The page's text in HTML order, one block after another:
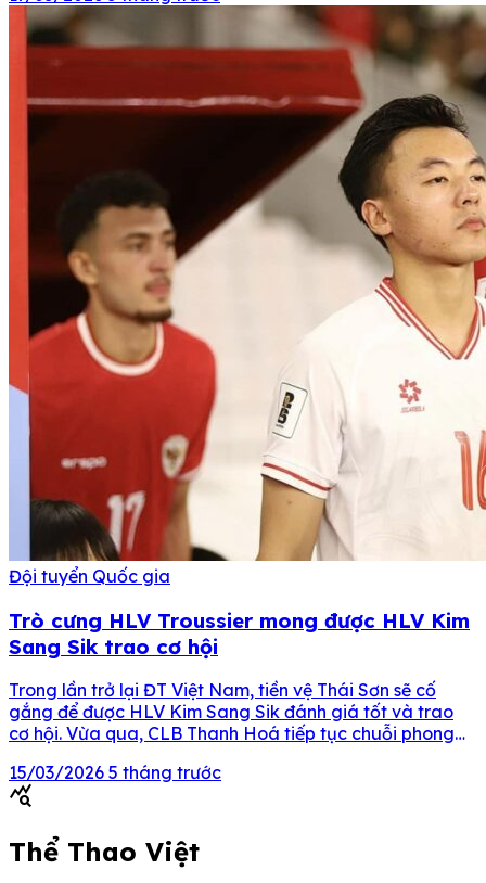
Đội tuyển Quốc gia
Trò cưng HLV Troussier mong được HLV Kim
Sang Sik trao cơ hội
Trong lần trở lại ĐT Việt Nam, tiền vệ Thái Sơn sẽ cố
gắng để được HLV Kim Sang Sik đánh giá tốt và trao
cơ hội. Vừa qua, CLB Thanh Hoá tiếp tục chuỗi phong
Định. Đây đã là trận thắng thứ 3 […]
15/03/2026 5 tháng trước
query_stats
Thể Thao Việt